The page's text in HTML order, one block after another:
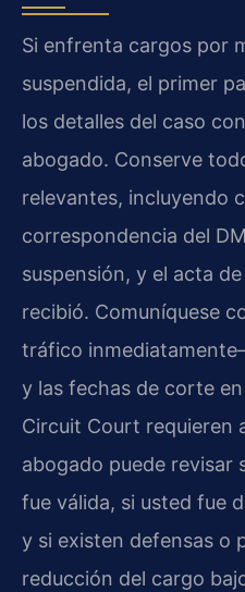
Si enfrenta cargos por
suspendida, el primer
los detalles del caso
abogado. Conserve
relevantes, incluyendo
correspondencia del
suspensión, y el acta
recibió. Comuníquese
tráfico
y las fechas de corte
Circuit Court requieren
abogado puede revisar
fue válida, si usted fue
y si existen defensas o
reducción del cargo